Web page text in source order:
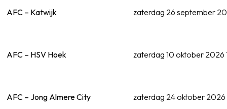
AFC – Katwijk zaterdag 26 september
AFC – HSV Hoek zaterdag 10 oktober 2026
AFC – Jong Almere City zaterdag 24 oktober 2026